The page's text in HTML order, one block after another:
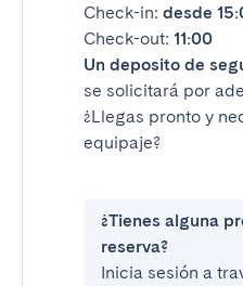
Check-in: desde
Check-out: 11:00
Un deposito de
se solicitará por
¿Llegas pronto y
equipaje?
¿Tienes alguna
reserva?
Inicia sesión a